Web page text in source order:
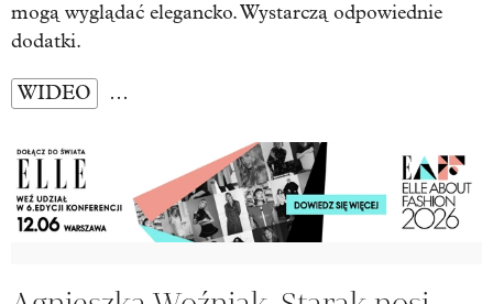
mogą wyglądać elegancko. Wystarczą odpowiednie
dodatki.
WIDEO …